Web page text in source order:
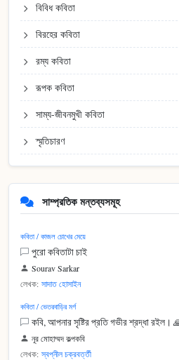
বিবিধ কবিতা
বিরহের কবিতা
রম্য কবিতা
রূপক কবিতা
সাম্য-জীবনমুখী কবিতা
স্মৃতিচারণ
সাম্প্রতিক মন্তব্যসমূহ
কবিতা / কাজল চোখের মেয়ে
পুরো কবিতাটা চাই
Sourav Sarkar
লেখক: সাদাত হোসাইন
কবিতা / ভেতরবাড়ির মর্গ
কবি, আপনার সৃষ্টির প্রতি গভীর শ্রদ্ধা রইল।
নূর মোহাম্মদ কল্পকবি
লেখক: স্বপ্নীল চক্রবর্ত্তী